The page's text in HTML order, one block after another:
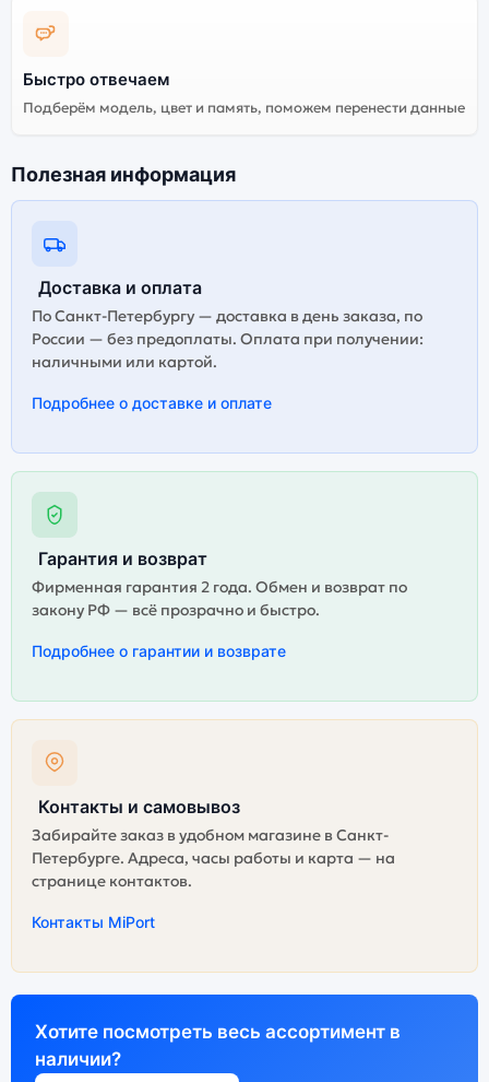
Быстро отвечаем
Подберём модель, цвет и память, поможем перенести данные
Полезная информация
Доставка и оплата
По Санкт-Петербургу — доставка в день заказа, по
России — без предоплаты. Оплата при получении:
наличными или картой.
Подробнее о доставке и оплате
Гарантия и возврат
Фирменная гарантия 2 года. Обмен и возврат по
закону РФ — всё прозрачно и быстро.
Подробнее о гарантии и возврате
Контакты и самовывоз
Забирайте заказ в удобном магазине в Санкт-
Петербурге. Адреса, часы работы и карта — на
странице контактов.
Контакты MiPort
Хотите посмотреть весь ассортимент в
наличии?